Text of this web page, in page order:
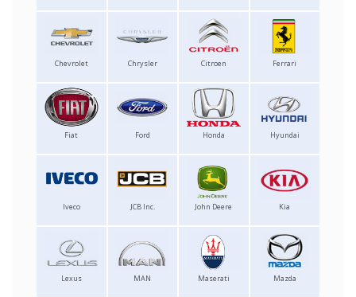
Chevrolet Chrysler Citroen Ferrari
Fiat Ford Honda Hyundai
Iveco JCB Inc. John Deere Kia
Lexus MAN Maserati Mazda